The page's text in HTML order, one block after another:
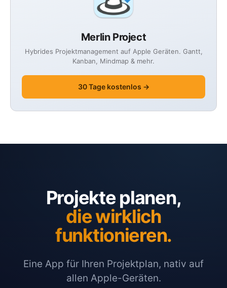
Merlin Project
Hybrides Projektmanagement auf Apple Geräten. Gantt,
Kanban, Mindmap & mehr.
30 Tage kostenlos →
Projekte planen,
die wirklich
funktionieren.
Eine App für Ihren Projektplan, nativ auf
allen Apple-Geräten.